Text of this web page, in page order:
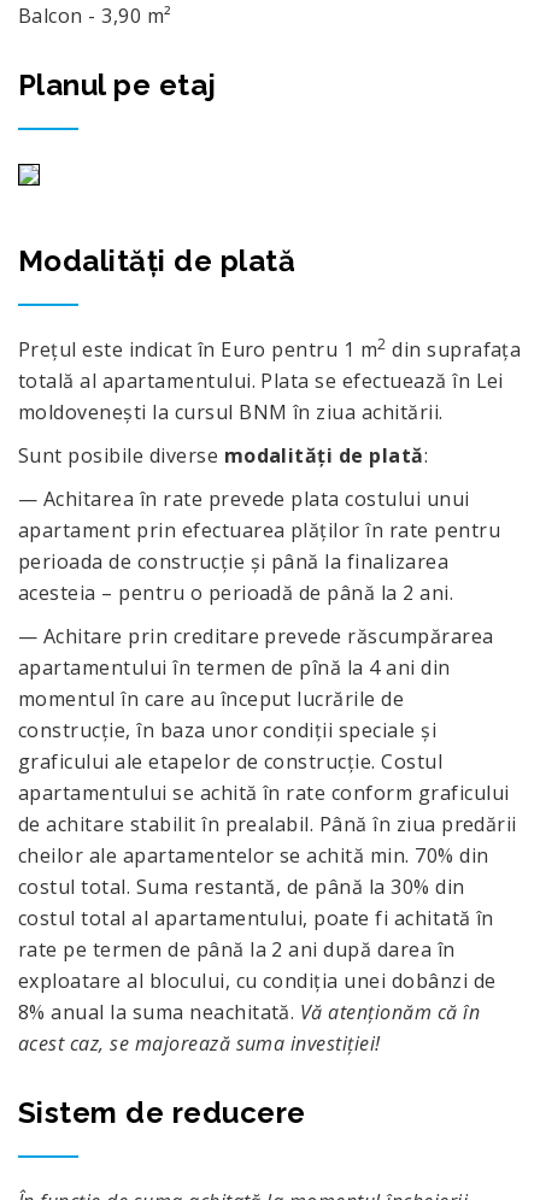
Balcon - 3,90 m²
Planul pe etaj
Modalități de plată
Prețul este indicat în Euro pentru 1 m2 din suprafața
totală al apartamentului. Plata se efectuează în Lei
moldovenești la cursul BNM în ziua achitării.
Sunt posibile diverse modalități de plată:
— Achitarea în rate prevede plata costului unui
apartament prin efectuarea plăților în rate pentru
perioada de construcție și până la finalizarea
acesteia – pentru o perioadă de până la 2 ani.
— Achitare prin creditare prevede răscumpărarea
apartamentului în termen de pînă la 4 ani din
momentul în care au început lucrările de
construcţie, în baza unor condiţii speciale și
graficului ale etapelor de construcție. Costul
apartamentului se achită în rate conform graficului
de achitare stabilit în prealabil. Până în ziua predării
cheilor ale apartamentelor se achită min. 70% din
costul total. Suma restantă, de până la 30% din
costul total al apartamentului, poate fi achitată în
rate pe termen de până la 2 ani după darea în
exploatare al blocului, cu condiţia unei dobânzi de
8% anual la suma neachitată. Vă atenţionăm că în
acest caz, se majorează suma investiţiei!
Sistem de reducere